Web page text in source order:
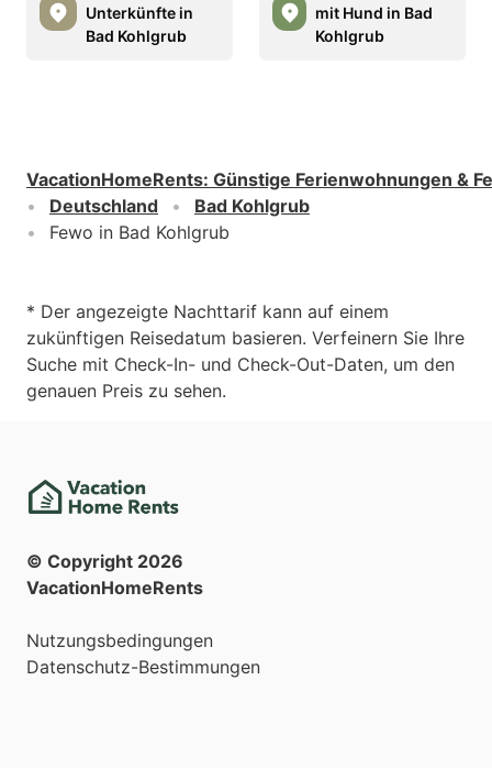
Unterkünfte in
Bad Kohlgrub
mit Hund in Bad
Kohlgrub
VacationHomeRents: Günstige Ferienwohnungen &
Deutschland
Bad Kohlgrub
Fewo in Bad Kohlgrub
* Der angezeigte Nachttarif kann auf einem
zukünftigen Reisedatum basieren. Verfeinern Sie Ihre
Suche mit Check-In- und Check-Out-Daten, um den
genauen Preis zu sehen.
© Copyright 2026
VacationHomeRents
Nutzungsbedingungen
Datenschutz-Bestimmungen